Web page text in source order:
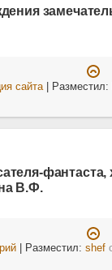
сайта| Разместил:
фантаста,
В.Ф.
| Разместил: shef